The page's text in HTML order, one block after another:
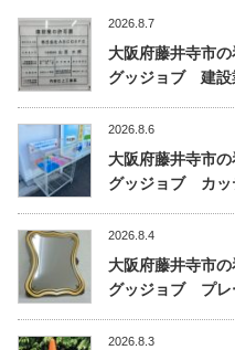
2026.8.7
大阪府藤井寺市の
グッジョブ 建設
2026.8.6
大阪府藤井寺市の
グッジョブ カッ
2026.8.4
大阪府藤井寺市の
グッジョブ プレ
2026.8.3